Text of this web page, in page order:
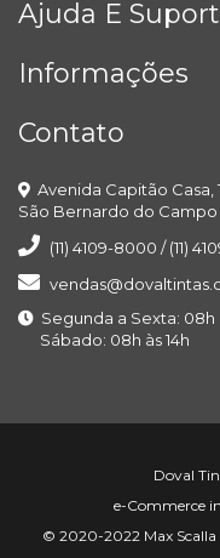
Ajuda E
Informações
Contato
Avenida Capitão Casa,
São Bernardo do Campo
(11) 4109-8000 / (11)
Segunda a Sexta: 08h
Sábado: 08h às 14h
Doval
e-Commerce
© 2020-2022 Max Scalla